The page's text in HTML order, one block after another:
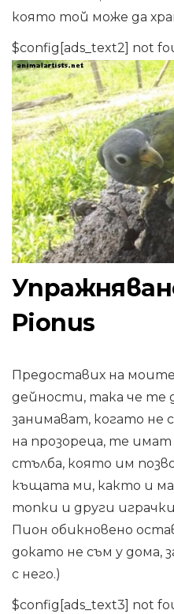
която той може да
$config[ads_text2] not
Pionus
Предоставих на моите
дейности, така че те
занимават, когато не
на прозореца, те
стълба, която им
къщата ми, както и
топки и други
Пион обикновено
докато не съм у дома,
с него.)
$config[ads_text3] not